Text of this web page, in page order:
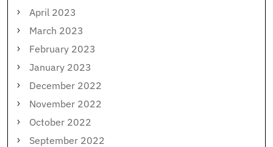
April 2023
March 2023
February 2023
January 2023
December 2022
November 2022
October 2022
September 2022